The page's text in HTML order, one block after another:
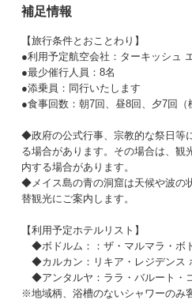
補足情報
【旅行条件とおことわり】
●利用予定航空会社：ターキッシュ
●最少催行人員：8名
●添乗員：同行いたします
●食事回数：朝7回、昼8回、夕7回（
◆政府の公式行事、宗教的な祭日等
る場合があります。その場合は、観
内する場合があります。
◆メイス島の青の洞窟は天候や波の
替観光にご案内します。
【利用予定ホテルリスト】
◆ボドルム：
：ザ・マルマラ・ボ
◆カルカン： リキア・レジデンス
◆アンタルヤ： ララ・バルート・
※地域柄、浴槽のないシャワーのみ